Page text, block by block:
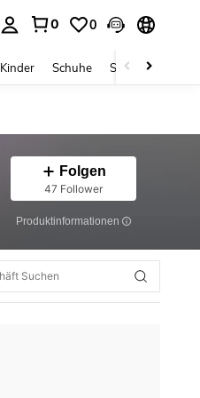
0 0
Kinder Schuhe Schmuck &
Folgen
47 Follower
Produktinformationen